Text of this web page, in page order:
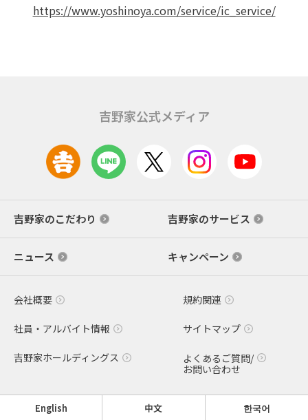
https://www.yoshinoya.com/service/ic_service/
吉野家公式メディア
吉野家のこだわり 吉野家のサービス
ニュース キャンペーン
会社概要 規約関連
社員・アルバイト情報 サイトマップ
吉野家ホールディングス
よくあるご質問/
お問い合わせ
English 中文 한국어